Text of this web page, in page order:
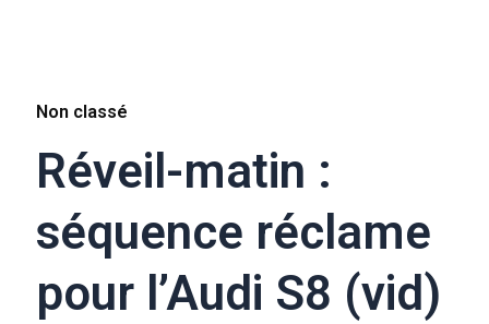
Non classé
Réveil-matin :
séquence réclame
pour l’Audi S8 (vid)